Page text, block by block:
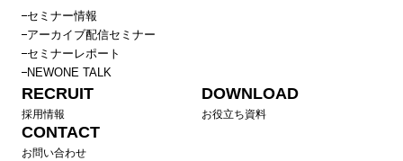
セミナー情報
アーカイブ配信セミナー
セミナーレポート
NEWONE TALK
RECRUIT
採用情報
DOWNLOAD
お役立ち資料
CONTACT
お問い合わせ